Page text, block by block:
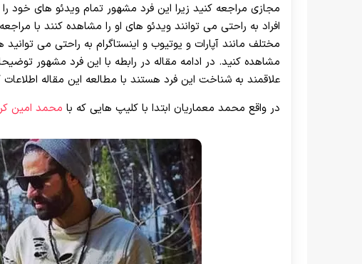
مجازی مراجعه کنید زیرا این فرد مشهور تمام ویدئو های
افراد به راحتی می توانند ویدئو های او را مشاهده کنند با
مختلف مانند آپارات و یوتیوب و اینستاگرام به راحتی می
مشاهده کنید. در ادامه مقاله در رابطه با این فرد مشهور
علاقمند به شناخت این فرد هستند با مطالعه این مقاله
در واقع محمد معماریان ابتدا با کلیپ هایی که با محمد امین